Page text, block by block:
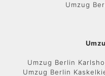
Umzug
Umzug Berlin
Umzug Berlin